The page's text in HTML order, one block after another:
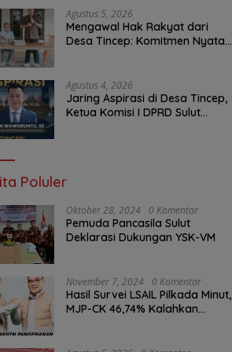
Malam Ini
Agustus 5, 2026
Mengawal Hak Rakyat dari
Desa Tincep: Komitmen Nyata
Depan Aspirasi Warga
Agustus 4, 2026
Jaring Aspirasi di Desa Tincep,
Ketua Komisi I DPRD Sulut
Poluler
Oktober 28, 2024 0 Komentar
Pemuda Pancasila Sulut
Deklarasi Dukungan YSK-VM
November 7, 2024 0 Komentar
Hasil Survei LSAIL Pilkada Minut,
MJP-CK 46,74% Kalahkan